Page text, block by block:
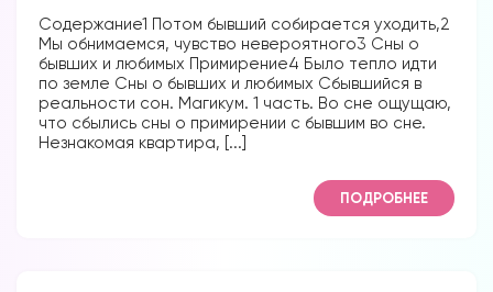
Содержание1 Потом бывший собирается уходить,2
Мы обнимаемся, чувство невероятного3 Сны о
бывших и любимых Примирение4 Было тепло идти
по земле Сны о бывших и любимых Сбывшийся в
реальности сон. Магикум. 1 часть. Во сне ощущаю,
что сбылись сны о примирении с бывшим во сне.
Незнакомая квартира, [...]
ПОДРОБНЕЕ